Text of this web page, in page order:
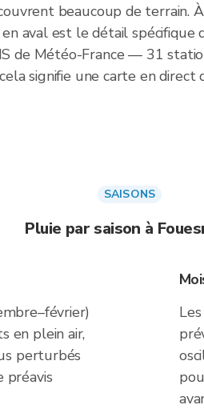
beaucoup de terrain.
aval est le détail
de Météo-France — 31
signifie une carte en
SAISONS
Pluie par saison à
en plein air,
perturbés
préavis